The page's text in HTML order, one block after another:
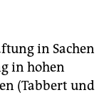
in Sachen
in hohen
(Tabbert und